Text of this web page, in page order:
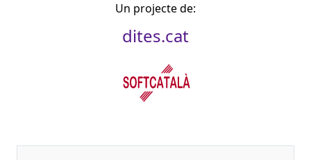
Un projecte de:
dites.cat